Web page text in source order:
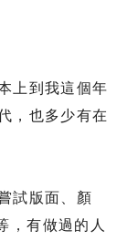
上到我這個年
，也多少有在
試版面、顏
，有做過的人